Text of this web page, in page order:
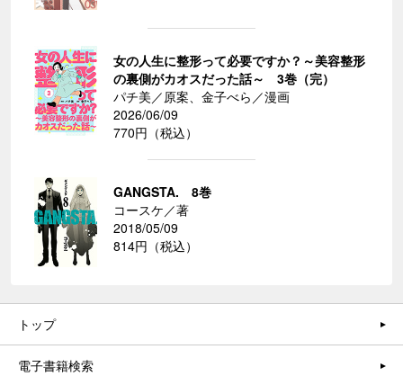
女の人生に整形って必要ですか？～美容整形
の裏側がカオスだった話～ 3巻（完）
パチ美／原案、金子べら／漫画
2026/06/09
770円（税込）
GANGSTA. 8巻
コースケ／著
2018/05/09
814円（税込）
トップ
電子書籍検索